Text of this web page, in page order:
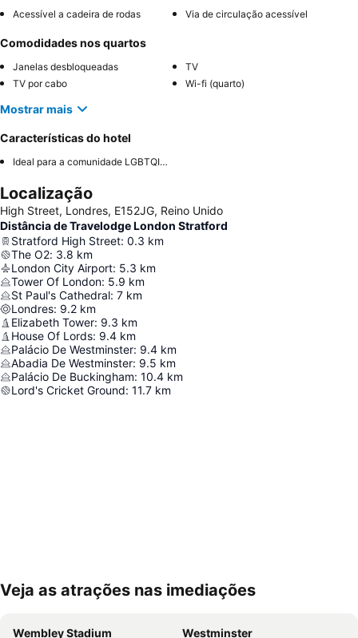
Acessível a cadeira de rodas Via de circulação acessível
Comodidades nos quartos
Janelas desbloqueadas
TV
TV por cabo
Wi-fi (quarto)
Mostrar mais
Características do hotel
Ideal para a comunidade LGBTQIA+
Localização
High Street, Londres, E152JG, Reino Unido
Distância de Travelodge London Stratford
Stratford High Street: 0.3 km
The O2: 3.8 km
London City Airport: 5.3 km
Tower Of London: 5.9 km
St Paul's Cathedral: 7 km
Londres: 9.2 km
Elizabeth Tower: 9.3 km
House Of Lords: 9.4 km
Palácio De Westminster: 9.4 km
Abadia De Westminster: 9.5 km
Palácio De Buckingham: 10.4 km
Lord's Cricket Ground: 11.7 km
Ampliar mapa
Veja as atrações nas imediações
Wembley Stadium
Westminster